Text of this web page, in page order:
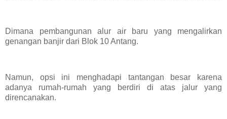
Dimana pembangunan alur air baru yang mengalirkan
genangan banjir dari Blok 10 Antang.
Namun, opsi ini menghadapi tantangan besar karena
adanya rumah-rumah yang berdiri di atas jalur yang
direncanakan.